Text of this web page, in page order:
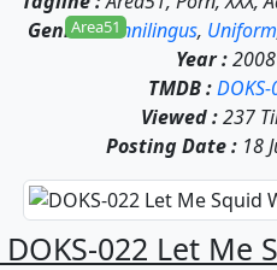
Area51
Genre :Cunnilingus, Uniform
Year :2008
TMDB :
Viewed :237
Posting Date :18
022 Let Me